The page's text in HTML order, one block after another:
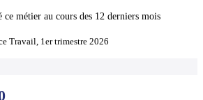
ce métier au cours des 12 derniers mois
Travail, 1er trimestre 2026